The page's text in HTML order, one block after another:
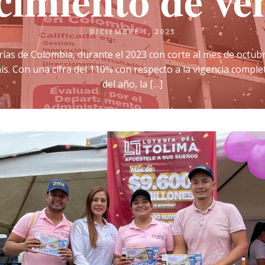
DICIEMBRE 1, 2023
de Colombia, durante el 2023 con corte al mes de
Con una cifra del 110% con respecto a la vigencia
del año, la […]